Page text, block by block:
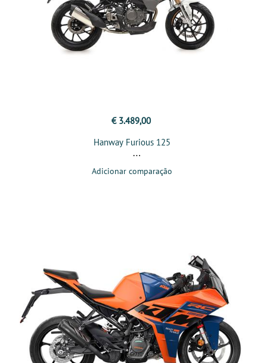
€ 3.489,00
Hanway Furious 125
Adicionar comparação